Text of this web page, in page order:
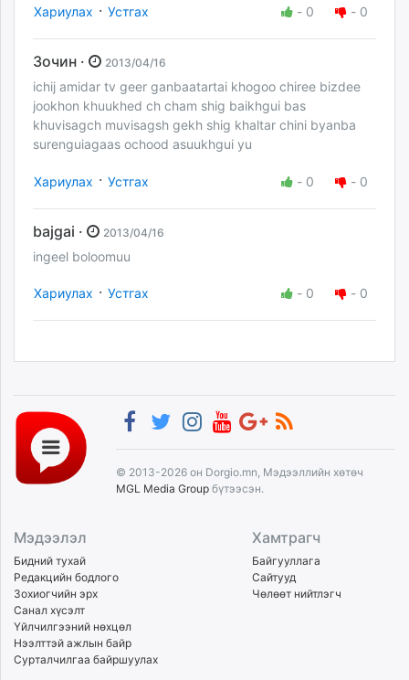
Хариулах · Устгах - 0 - 0
Зочин · 2013/04/16
ichij amidar tv geer ganbaatartai khogoo chiree bizdee
jookhon khuukhed ch cham shig baikhgui bas
khuvisagch muvisagsh gekh shig khaltar chini byanba
surenguiagaas ochood asuukhgui yu
Хариулах · Устгах - 0 - 0
bajgai · 2013/04/16
ingeel boloomuu
Хариулах · Устгах - 0 - 0
© 2013-2026 он Dorgio.mn, Мэдээллийн хөтөч
MGL Media Group бүтээсэн.
Мэдээлэл
Бидний тухай
Редакцийн бодлого
Зохиогчийн эрх
Санал хүсэлт
Үйлчилгээний нөхцөл
Нээлттэй ажлын байр
Сурталчилгаа байршуулах
Хамтрагч
Байгууллага
Сайтууд
Чөлөөт нийтлэгч